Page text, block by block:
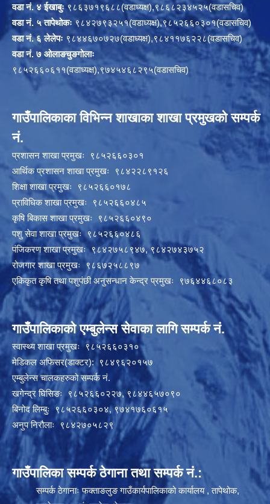
वडा नं. ४ ईखाबुः९८६३७१९६८८(वडाध्यक्ष),९८६८२३४५२५(वडासचिव)
वडा नं. ५ तापेथोकः ९८४२७९३२५१(वडाध्यक्ष),९८५२६६०३०१(वडासचिव)
वडा नं. ६ लेलेपः ९८४४६७०७२७(वडाध्यक्ष),९८४११७६२२८(वडासचिव)
वडा नं. ७ ओलाङचुङगोलाः
९८५२६६०६११(वडाध्यक्ष),९७४५४६८२९५(वडासचिव)
गाउँपालिकाका विभिन्न शाखाका शाखा प्रमुखको सम्पर्क
नं.
प्रशासन शाखा प्रमुखः ९८५२६६०३०१
आर्थिक प्रशासन शाखा प्रमुखः ९८४२२८९१२६
शिक्षा शाखा प्रमुखः ९८५२६६०१७८
प्राविधिक शाखा प्रमुखः ९८५२६६०४८५
कृषि बिकास शाखा प्रमुखः ९८५२६६०४९०
पशु सेवा शाखा प्रमुखः ९८५२६६०४८६
पंजिकरण शाखा प्रमुखः ९८४२७५८९४७, ९८४२७४३७५२
रोजगार शाखा प्रमुखः ९८६७२५८८९७
एकिकृत कृषि तथा पशुपंछी अनुसन्धान केन्द्र प्रमुखः ९७६४४६८०८३
गाउँपालिकाको एम्बुलेन्स सेवाका लागि सम्पर्क नं.
स्वास्थ्य शाखा प्रमुखः ९८५२६६०३१०
मेडिकल अफिसर(डाक्टर): ९८४९६२०१५७
एम्बुलेन्स चालकहरुको सम्पर्क नं.
खगेन्द्र घिसिङः ९८५२६६०२२७, ९८४४६५७०९०
बिनोद लिम्बुः ९८५२६६०३०४, ९७४१७६०६१५
अनुप निरौलाः ९८४२७०५८२९
गाउँपालिका सम्पर्क ठेगाना तथा सम्पर्क नं.:
सम्पर्क ठेगानाः फक्ताङलुङ गाउँकार्यपालिकाको कार्यालय , तापेथोक,